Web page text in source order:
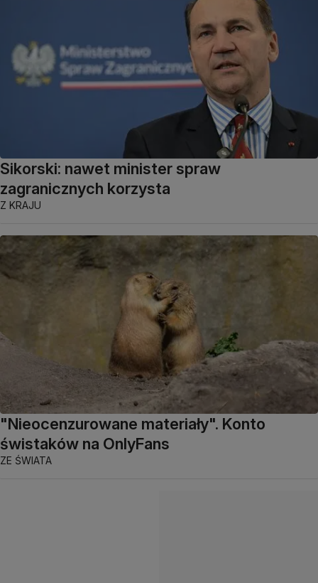
Sikorski: nawet minister spraw
zagranicznych korzysta
Z KRAJU
"Nieocenzurowane materiały". Konto
świstaków na OnlyFans
ZE ŚWIATA